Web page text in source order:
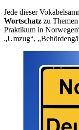
Jede dieser
Wortschatz zu
Praktikum in
„Umzug“,